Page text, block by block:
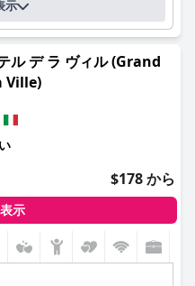
すべきハイライトであり、多
賛しており、安らかな滞在に
清潔、そして便利なロケー
り、優れたアメニティ、プ
快適な宿泊施設が、パルマ
肢となっています。
ています。料理の質と優れた
が、料理の準備やカスタマ
る人もいます。時折サービス
ったりするにもかかわら
、スタッフの気配りや親切
、広さ、清潔さ、快適さで
やアールデコの家具を使っ
の魅力を高めています。モダ
室のレイアウトは、多少古め
の問題にもかかわらず、宿泊
プロフェッショナルで親切な
客室アップグレードが、滞在
示
ル デ ラ ヴィル (Grand
Ville)
$178 から
示